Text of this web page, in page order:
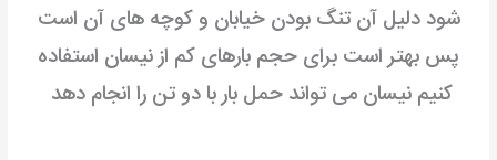
شوددلیل آن تنگ بودن خیابان و کوچه های آن است
پس بهتر است برای حجم بارهای کم از نیسان استفاده
کنیمنیسان می تواند حمل بار با دو تن را انجام دهد